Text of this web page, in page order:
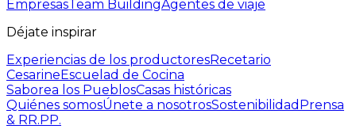
Empresas Team BuildingAgentes de viaje
Déjate inspirar
Experiencias de los productoresRecetario
CesarineEscuelad de Cocina
Saborea los PueblosCasas históricas
Quiénes somosÚnete a nosotrosSostenibilidad Prensa
& RR.PP.